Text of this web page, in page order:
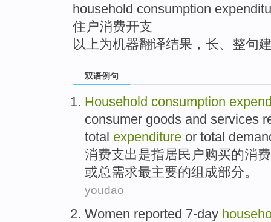
household consumption
住户消费开支
以上为机器翻译结果，长、整句
双语例句
Household consumption
consumer goods and services
total expenditure or total
消费支出是指居民户购买的消
或总需求最主要的组成部分。
youdao
Women reported 7-day